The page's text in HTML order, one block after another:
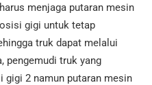
harus menjaga putaran mesin
gigi untuk tetap
truk dapat melalui
pengemudi truk yang
gigi 2 namun putaran mesin